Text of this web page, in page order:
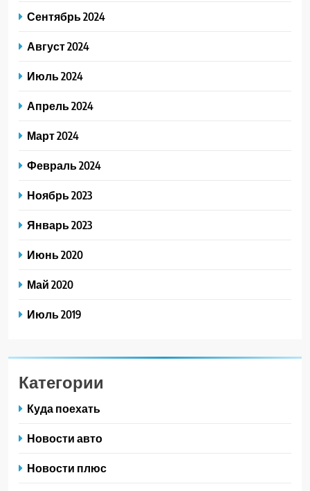
Сентябрь 2024
Август 2024
Июль 2024
Апрель 2024
Март 2024
Февраль 2024
Ноябрь 2023
Январь 2023
Июнь 2020
Май 2020
Июль 2019
Категории
Куда поехать
Новости авто
Новости плюс